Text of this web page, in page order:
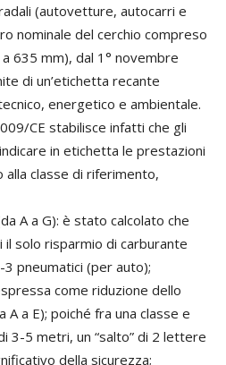
(autovetture, autocarri e
nominale del cerchio compreso
635 mm), dal 1° novembre
di un’etichetta recante
energetico e ambientale.
CE stabilisce infatti che gli
in etichetta le prestazioni
classe di riferimento,
A a G): è stato calcolato che
solo risparmio di carburante
pneumatici (per auto);
come riduzione dello
a E); poiché fra una classe e
3-5 metri, un “salto” di 2 lettere
della sicurezza;